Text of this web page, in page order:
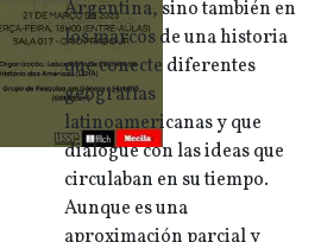
Argentina, sino también en
los marcos de una historia
que conecte diferentes
geografías
latinoamericanas y que
dialogue con las ideas que
circulaban en su tiempo.
Aunque es una